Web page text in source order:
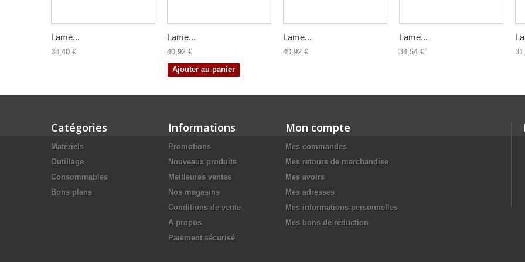
Lame...
38,40 €
Lame...
40,92 €
Ajouter au panier
Lame...
40,92 €
Lame...
34,54 €
Catégories
Matériels
Outillage
Consommables
Bons plans
Informations
Promotions
Nouveaux produits
Meilleures ventes
Nos magasins
Conditions de vente
A propos
Paiement sécurisé
Mon compte
Mes commandes
Mes retours de marchandise
Mes avoirs
Mes adresses
Mes informations personnelles
Mes bons de réduction